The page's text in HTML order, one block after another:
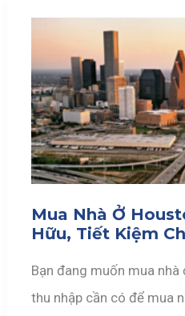
Mua Nhà Ở
Hữu, Tiết Kiệm
Bạn đang muốn mua
thu nhập cần có để mua